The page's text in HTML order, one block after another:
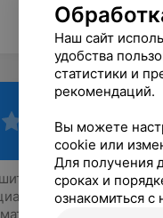
Наш сайт
удобства
статистики и
рекомендаций.
Вы можете
cookie или
Для получения
сроках и
ознакомиться с